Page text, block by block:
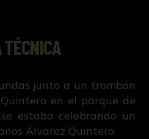
TÉCNICA
junto a un trombón
en el parque de
estaba celebrando un
Álvarez Quintero.